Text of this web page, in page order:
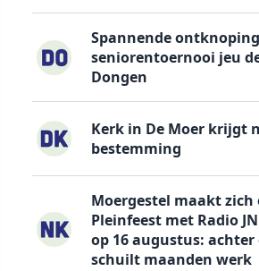
Spannende
seniorentoernooi jeu
Dongen
Kerk in De Moer krijgt
bestemming
Moergestel maakt zich
Pleinfeest met Radio
op 16 augustus: achter
schuilt maanden werk